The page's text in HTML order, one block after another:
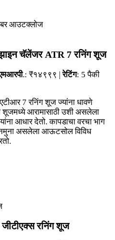
आउटक्लोज
चॅलेंजर ATR 7 रनिंग शूज
.: ₹१४९९९ |रेटिंग: 5 पैकी
7 रनिंग शूज ज्यांना धावणे
शूजमध्ये आरामासाठी उशी असलेला
आधार देतो. कापडाचा वरचा भाग
नमुना असलेला आऊटसोल विविध
जीटीएक्स रनिंग शूज